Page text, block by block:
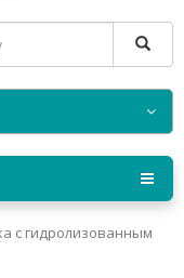
с гидролизованным